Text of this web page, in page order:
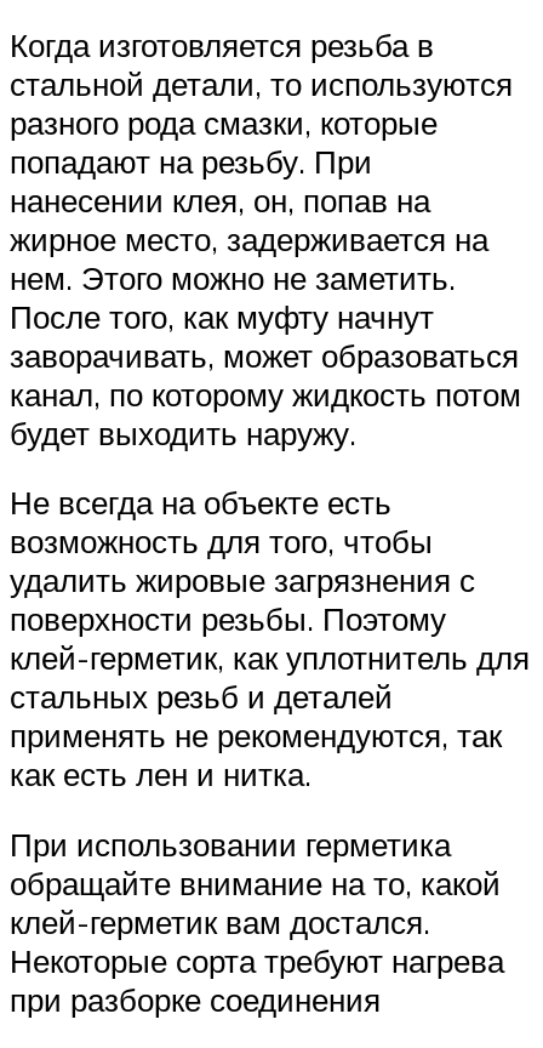
Когда изготовляется резьба в
стальной детали, то используются
разного рода смазки, которые
попадают на резьбу. При
нанесении клея, он, попав на
жирное место, задерживается на
нем. Этого можно не заметить.
После того, как муфту начнут
заворачивать, может образоваться
канал, по которому жидкость потом
будет выходить наружу.
Не всегда на объекте есть
возможность для того, чтобы
удалить жировые загрязнения с
поверхности резьбы. Поэтому
клей-герметик, как уплотнитель для
стальных резьб и деталей
применять не рекомендуются, так
как есть лен и нитка.
При использовании герметика
обращайте внимание на то, какой
клей-герметик вам достался.
Некоторые сорта требуют нагрева
при разборке соединения